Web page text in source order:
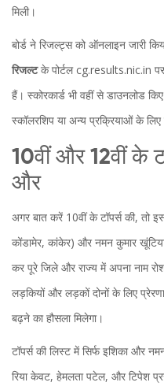
मिली।
बोर्ड ने रिजल्ट्स को ऑनलाइन जारी
रिजल्टके पोर्टल cg.results.nic.in
हैं। स्कोरकार्ड भी वहीं से डाउनलोड
स्कॉलरशिप या अन्य प्रक्रियाओं के लिए
10वीं और 12वीं के
और
अगर बात करें 10वीं के टॉपर्स की, तो
कोंडामेर, कांकेर) और नमन कुमार
कर पूरे जिले और राज्य में अपना नाम
लड़कियों और लड़कों दोनों के लिए
बढ़ने का हौसला मिलेगा।
टॉपर्स की लिस्ट में सिर्फ इशिका और
रिया केवट, हेमलता पटेल, और टिपेश